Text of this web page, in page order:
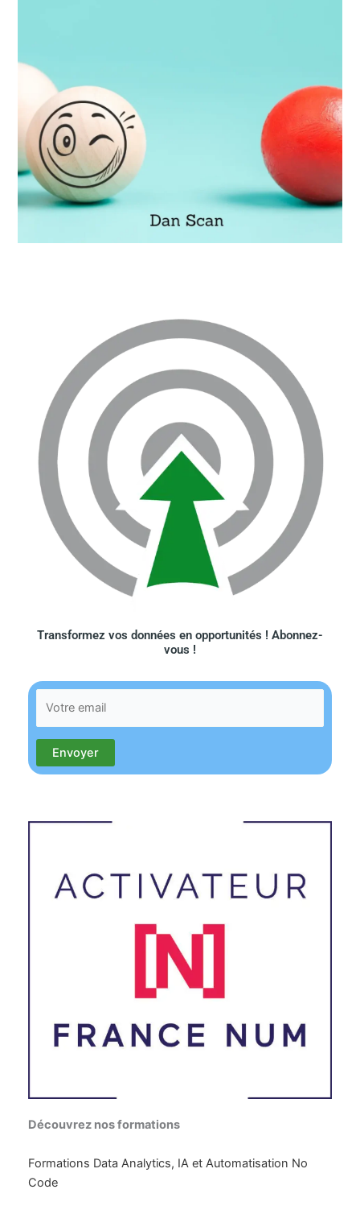
Transformez vos données en opportunités ! Abonnez-
vous !​
Découvrez nos formations
Formations Data Analytics, IA et Automatisation No
Code